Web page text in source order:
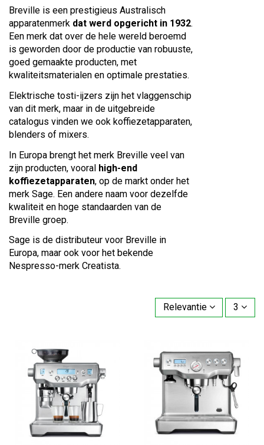
Breville is een prestigieus Australisch
apparatenmerk dat werd opgericht in 1932.
Een merk dat over de hele wereld beroemd
is geworden door de productie van robuuste,
goed gemaakte producten, met
kwaliteitsmaterialen en optimale prestaties.
Elektrische tosti-ijzers zijn het vlaggenschip
van dit merk, maar in de uitgebreide
catalogus vinden we ook koffiezetapparaten,
blenders of mixers.
In Europa brengt het merk Breville veel van
zijn producten, vooral high-end
koffiezetapparaten, op de markt onder het
merk Sage. Een andere naam voor dezelfde
kwaliteit en hoge standaarden van de
Breville groep.
Sage is de distributeur voor Breville in
Europa, maar ook voor het bekende
Nespresso-merk Creatista.
Relevantie 3